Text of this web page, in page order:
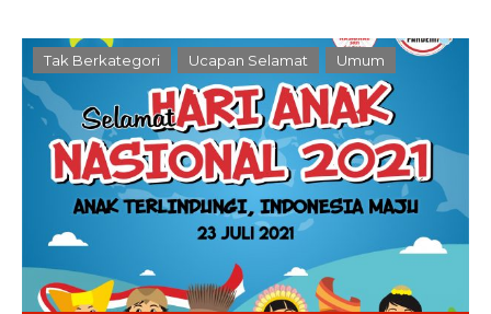
Tak Berkategori Ucapan Selamat Umum